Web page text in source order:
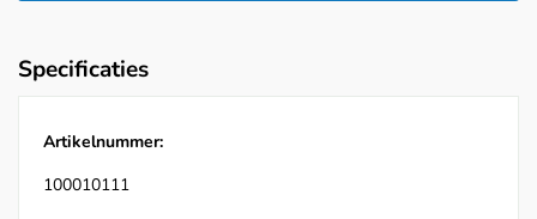
Specificaties
Artikelnummer:
100010111